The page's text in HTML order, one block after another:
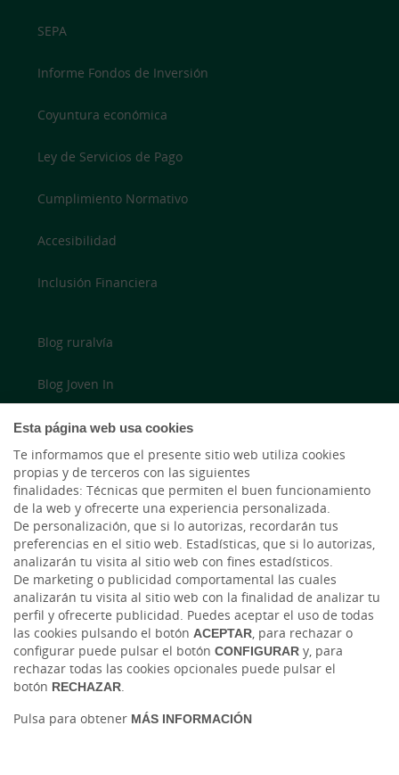
Esta página web usa cookies
Te informamos que el presente sitio web utiliza cookies
propias y de terceros con las siguientes
finalidades: Técnicas que permiten el buen funcionamiento
de la web y ofrecerte una experiencia personalizada.
De personalización, que si lo autorizas, recordarán tus
preferencias en el sitio web. Estadísticas, que si lo autorizas,
analizarán tu visita al sitio web con fines estadísticos.
De marketing o publicidad comportamental las cuales
analizarán tu visita al sitio web con la finalidad de analizar tu
perfil y ofrecerte publicidad. Puedes aceptar el uso de todas
las cookies pulsando el botón ACEPTAR, para rechazar o
configurar puede pulsar el botón CONFIGURAR y, para
rechazar todas las cookies opcionales puede pulsar el
botón RECHAZAR.
Pulsa para obtener MÁS INFORMACIÓN
SEPA
Informe Fondos de Inversión
Coyuntura económica
Ley de Servicios de Pago
Cumplimiento Normativo
Accesibilidad
Inclusión Financiera
Blog ruralvía
Blog Joven In
Twitter
YouTube
LinkedIn
Cambio de moneda Global Exchange